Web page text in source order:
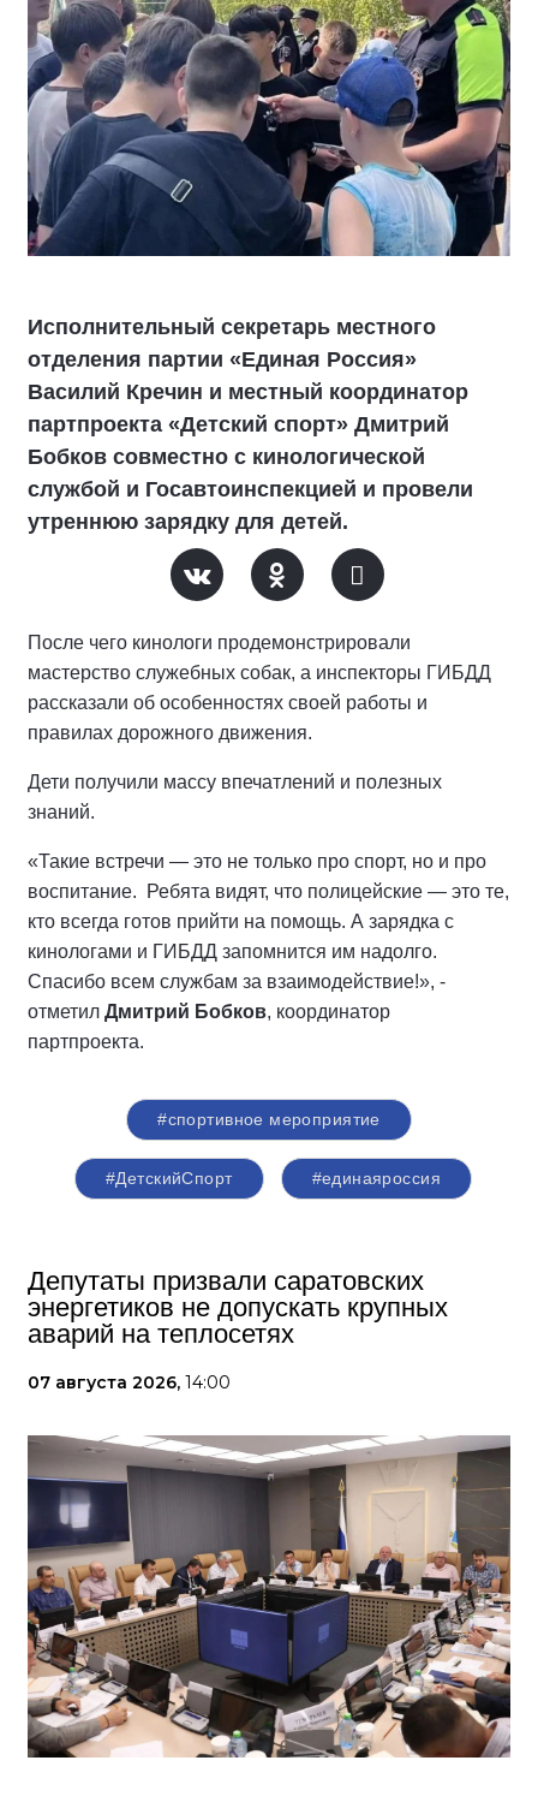
Исполнительный секретарь местного
отделения партии «Единая Россия»
Василий Кречин и местный координатор
партпроекта «Детский спорт» Дмитрий
Бобков совместно с кинологической
службой и Госавтоинспекцией и провели
утреннюю зарядку для детей.
После чего кинологи продемонстрировали
мастерство служебных собак, а инспекторы ГИБДД
рассказали об особенностях своей работы и
правилах дорожного движения.
Дети получили массу впечатлений и полезных
знаний.
«Такие встречи — это не только про спорт, но и про
воспитание. Ребята видят, что полицейские — это те,
кто всегда готов прийти на помощь. А зарядка с
кинологами и ГИБДД запомнится им надолго.
Спасибо всем службам за взаимодействие!», -
отметил Дмитрий Бобков, координатор
партпроекта.
#спортивное мероприятие
#ДетскийСпорт #единаяроссия
Депутаты призвали саратовских
энергетиков не допускать крупных
аварий на теплосетях
07 августа 2026, 14:00